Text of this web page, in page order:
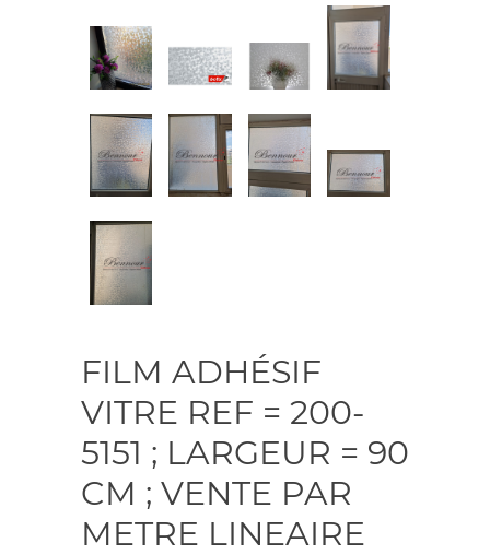
FILM ADHÉSIF
VITRE REF = 200-
5151 ; LARGEUR = 90
CM ; VENTE PAR
METRE LINEAIRE